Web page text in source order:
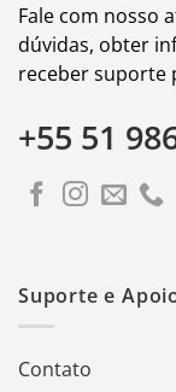
Fale com nosso
dúvidas, obter
receber suporte
+55 51
Suporte e
Contato